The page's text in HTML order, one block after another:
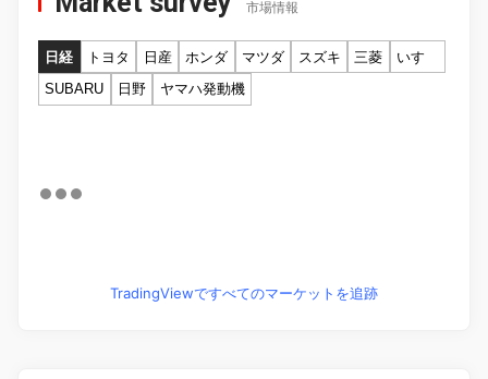
市場情報
日経 トヨタ 日産 ホンダ マツダ スズキ 三菱
いすゞ
SUBARU
日野 ヤマハ発動機
TradingViewですべてのマーケットを追跡